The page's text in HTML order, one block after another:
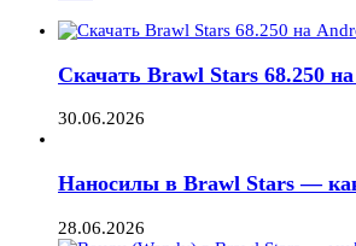
Скачать Brawl Stars 68.250
30.06.2026
Наносилы в Brawl Stars —
28.06.2026